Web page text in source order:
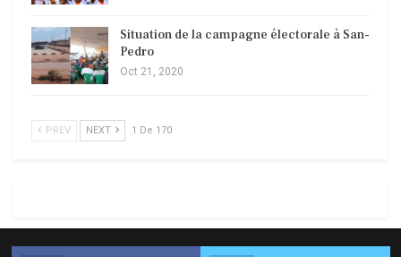
Situation de la campagne électorale à San-
Pedro
Oct 21, 2020
PREV NEXT 1 De 170